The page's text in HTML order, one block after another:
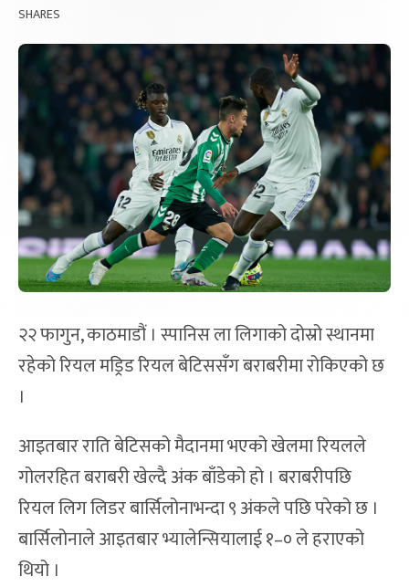
SHARES
२२ फागुन, काठमाडौं । स्पानिस ला लिगाको दोस्रो स्थानमा
रहेको रियल मड्रिड रियल बेटिससँग बराबरीमा रोकिएको छ
।
आइतबार राति बेटिसको मैदानमा भएको खेलमा रियलले
गोलरहित बराबरी खेल्दै अंक बाँडेको हो । बराबरीपछि
रियल लिग लिडर बार्सिलोनाभन्दा ९ अंकले पछि परेको छ ।
बार्सिलोनाले आइतबार भ्यालेन्सियालाई १–० ले हराएको
थियो ।